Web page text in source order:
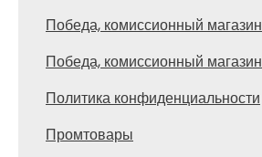
Победа, комиссионный магазин
Победа, комиссионный магазин
Политика конфиденциальности
Промтовары